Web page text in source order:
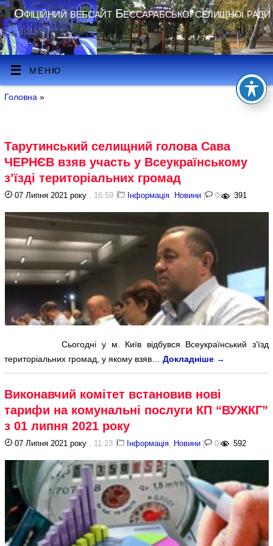
Офіційний вебсайт Бессарабської селищної ради
МЕНЮ
Головна »
Тарутинський селищний голова Сава
ЧЕРНЄВ взяв участь у Всеукраїнському
з’їзді територіальних громад
07 Липня 2021 року , 16:59 | Інформація, Новини | 0 | 391
Сьогодні у м. Київ відбувся Всеукраїнський з’їзд
територіальних громад, у якому взяв…Докладніше →
Виконавчий комітет встановив нові
тарифи на комунальні послуги КП “ВУЖКГ”
з 01 липня 2021 року
07 Липня 2021 року , 11:23 | Інформація Новини | 0| 592